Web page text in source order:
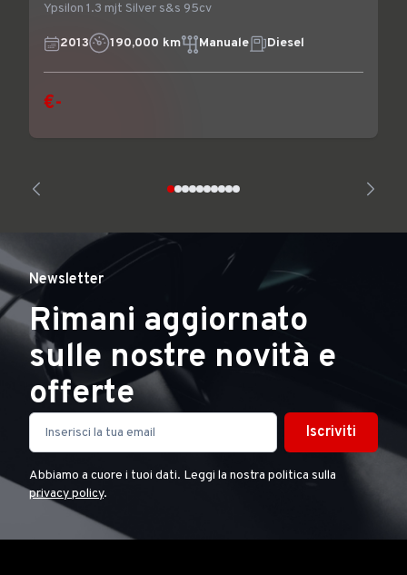
Ypsilon 1.3 mjt Silver s&s 95cv
2013 190,000 km Manuale Diesel
€-
Newsletter
Rimani aggiornato
sulle nostre novità e
offerte
Iscriviti
Abbiamo a cuore i tuoi dati. Leggi la nostra politica sulla
privacy policy.